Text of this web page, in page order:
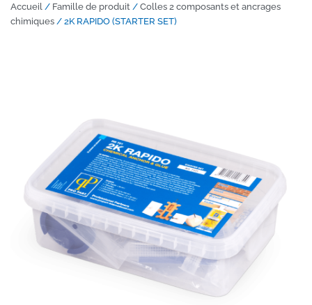
Accueil / Famille de produit / Colles 2 composants et ancrages
chimiques / 2K RAPIDO (STARTER SET)